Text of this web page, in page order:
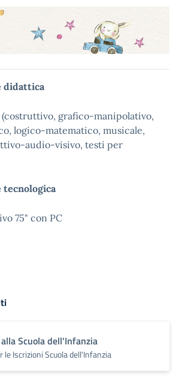
didattica
grafico-manipolativo,
logico-matematico, musicale,
audio-visivo, testi per
75" con PC
Scuola dell'Infanzia
le Iscrizioni Scuola dell'Infanzia